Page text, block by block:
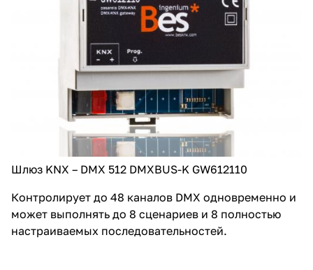
Шлюз KNX – DMX 512 DMXBUS-K GW612110
Контролирует до 48 каналов DMX одновременно и
может выполнять до 8 сценариев и 8 полностью
настраиваемых последовательностей.